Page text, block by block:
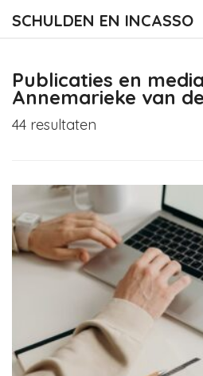
SCHULDEN EN INCASSO
Publicaties en
Annemarieke van
44 resultaten